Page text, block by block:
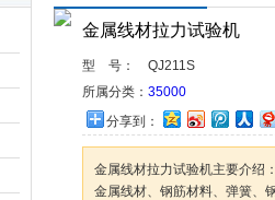
金属线材拉力试验机
型 号：
QJ211S
所属分类： 35000
分享到：
金属线材拉力试验机主要介绍
金属线材、钢筋材料、弹簧、